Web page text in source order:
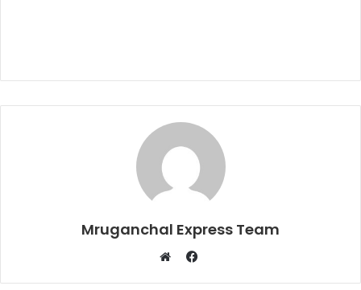
Mruganchal Express Team
Facebook